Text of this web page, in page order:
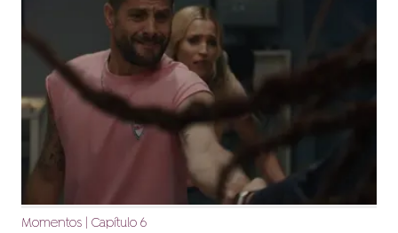
Momentos | Capítulo 6